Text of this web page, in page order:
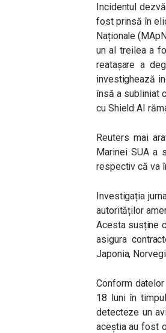
Incidentul
fost prinsă în
Naționale
un al treilea a
reatașare a
investighează
însă a subliniat
cu Shield AI
Reuters mai
Marinei SUA a
respectiv că va
Investigația
autorităților
Acesta susține
asigura
Japonia,
Conform
18 luni în
detecteze un
aceștia au fost